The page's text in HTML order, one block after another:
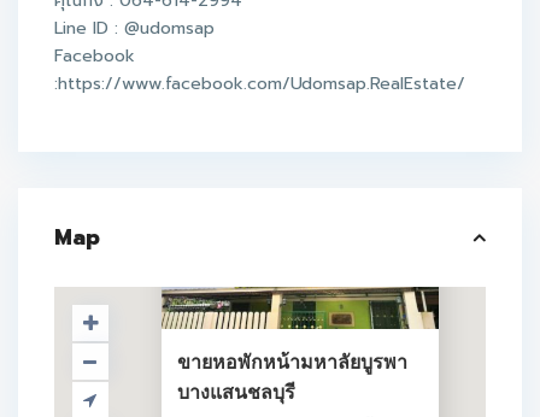
Line ID : @udomsap
Facebook
:https://www.facebook.com/Udomsap.RealEstate/
Map
ขายหอพักหน้ามหาลัยบูรพา
บางแสนชลบุรี